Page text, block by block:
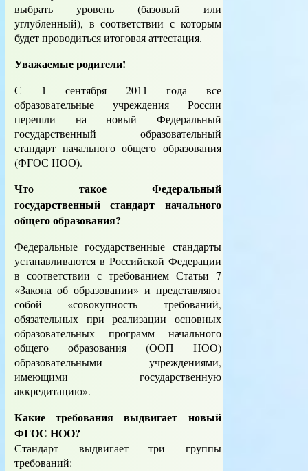
выбрать уровень (базовый или
углубленный), в соответствии с которым
будет проводиться итоговая аттестация.
Уважаемые родители!
С 1 сентября 2011 года все
образовательные учреждения России
перешли на новый Федеральный
государственный образовательный
стандарт начального общего образования
(ФГОС НОО).
Что такое Федеральный
государственный стандарт начального
общего образования?
Федеральные государственные стандарты
устанавливаются в Российской Федерации
в соответствии с требованием Статьи 7
«Закона об образовании» и представляют
собой «совокупность требований,
обязательных при реализации основных
образовательных программ начального
общего образования (ООП НОО)
образовательными учреждениями,
имеющими государственную
аккредитацию».
Какие требования выдвигает новый
ФГОС НОО?
Стандарт выдвигает три группы
требований: